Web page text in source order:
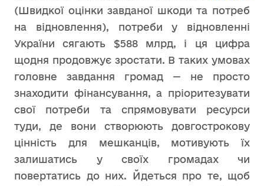
(Швидкої оцінки завданої шкоди та потреб
на відновлення), потреби у відновленні
України сягають $588 млрд, і ця цифра
щодня продовжує зростати. В таких умовах
головне завдання громад — не просто
знаходити фінансування, а пріоритезувати
свої потреби та спрямовувати ресурси
туди, де вони створюють довгострокову
цінність для мешканців, мотивують їх
залишатись у своїх громадах чи
повертатись до них. Йдеться про те, щоб